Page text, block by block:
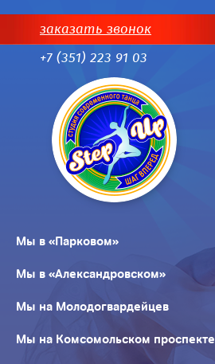
заказать звонок
+7 (351) 223 91 03
Мы в «Парковом»
Мы в «Александровском»
Мы на Молодогвардейцев
Мы на Комсомольском проспекте